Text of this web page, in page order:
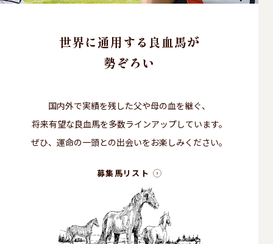
世界に通用する良血馬が
勢ぞろい
国内外で実績を残した父や母の血を継ぐ、
将来有望な良血馬を多数ラインアップしています。
ぜひ、運命の一頭との出会いをお楽しみください。
募集馬リスト